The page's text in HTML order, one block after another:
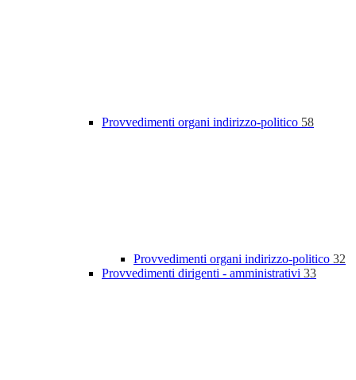
Provvedimenti organi indirizzo-politico 58
Provvedimenti organi indirizzo-politico 32
Provvedimenti dirigenti - amministrativi 33